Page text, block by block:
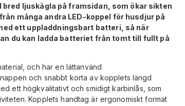
ljuskägla på framsidan, som ökar sikten
många andra LED-koppel för husdjur på
ett uppladdningsbart batteri, så när
du kan ladda batteriet från tomt till fullt på
och har en lättanvänd
och snabbt korta av kopplets längd
ett högkvalitativt och smidigt karbinlås, som
Kopplets handtag är ergonomiskt format